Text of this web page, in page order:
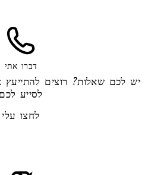
דברו אתי
יש לכם שאלות? רוצים להתייעץ
לסייע לכם
לחצו עלי